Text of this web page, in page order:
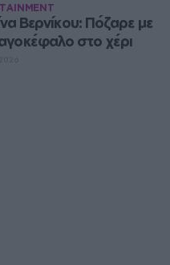
Βερνίκου: Πόζαρε με
στο χέρι